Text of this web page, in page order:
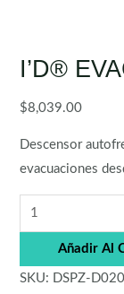
I’D®
$8,039.00
Descensor
evacuaciones
Añadir Al
SKU: DSPZ-